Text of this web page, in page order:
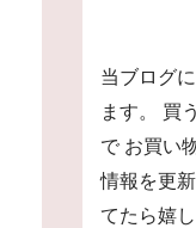
当ブログ
ます。 買
で お買い
情報を更
てたら嬉